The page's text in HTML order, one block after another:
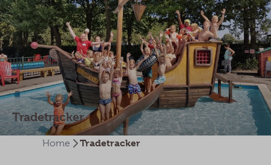
Tradetracker
Home Tradetracker